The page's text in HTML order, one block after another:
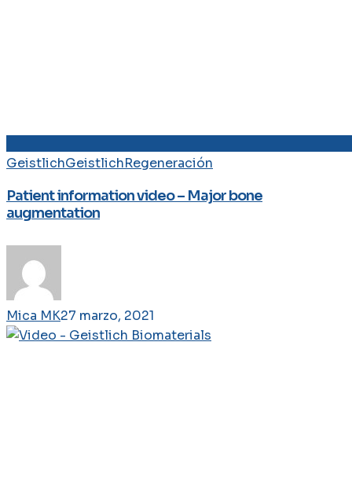
GeistlichGeistlichRegeneración
Patient information video – Major bone
augmentation
Mica MK27 marzo, 2021